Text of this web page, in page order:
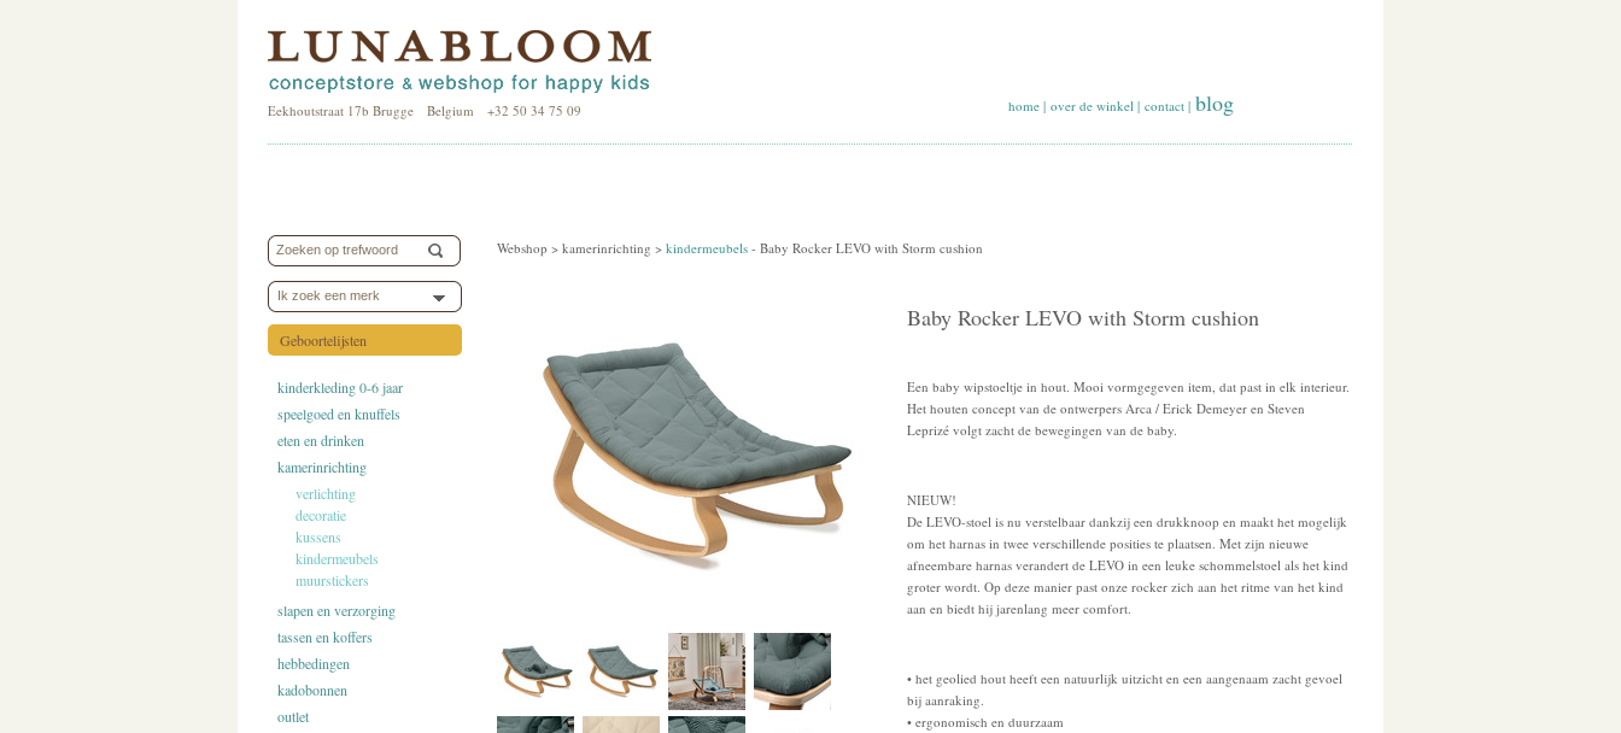
Eekhoutstraat 17b Brugge Belgium +32 50 34 75 09 home | over de winkel | contact | blog
Ik zoek een merk
Geboortelijsten
kinderkleding 0-6 jaar
speelgoed en knuffels
eten en drinken
kamerinrichting
verlichting
decoratie
kussens
kindermeubels
muurstickers
slapen en verzorging
tassen en koffers
hebbedingen
kadobonnen
outlet
Webshop > kamerinrichting > kindermeubels - Baby Rocker LEVO with Storm cushion
Baby Rocker LEVO with Storm cushion
Een baby wipstoeltje in hout. Mooi vormgegeven item, dat past in elk interieur.
Het houten concept van de ontwerpers Arca / Erick Demeyer en Steven
Leprizé volgt zacht de bewegingen van de baby.
NIEUW!
De LEVO-stoel is nu verstelbaar dankzij een drukknoop en maakt het mogelijk
om het harnas in twee verschillende posities te plaatsen. Met zijn nieuwe
afneembare harnas verandert de LEVO in een leuke schommelstoel als het kind
groter wordt. Op deze manier past onze rocker zich aan het ritme van het kind
aan en biedt hij jarenlang meer comfort.
• het geolied hout heeft een natuurlijk uitzicht en een aangenaam zacht gevoel
bij aanraking.
• ergonomisch en duurzaam